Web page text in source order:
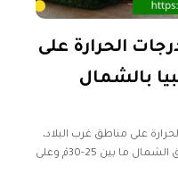
الحرارة على
بالشمال
على مناطق غرب البلاد،
حيث تتراوح خلال فترات النهار على مناطق الشمال ما بين 25-30مْ وعلى